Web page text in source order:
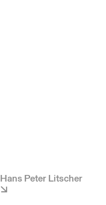
Hans Peter Litscher